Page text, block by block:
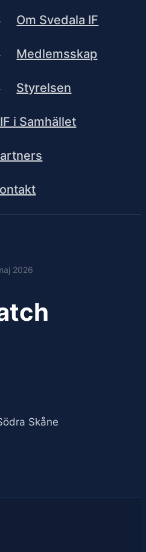
Om Svedala IF
Medlemsskap
Styrelsen
i Samhället
2026
Skåne